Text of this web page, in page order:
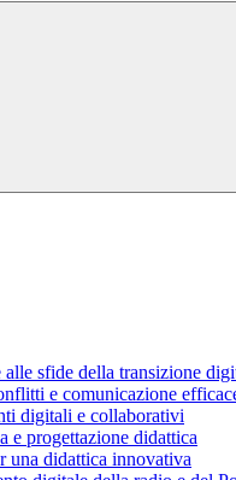
sfide della transizione
e comunicazione
digitali e collaborativi
e progettazione didattica
una didattica innovativa